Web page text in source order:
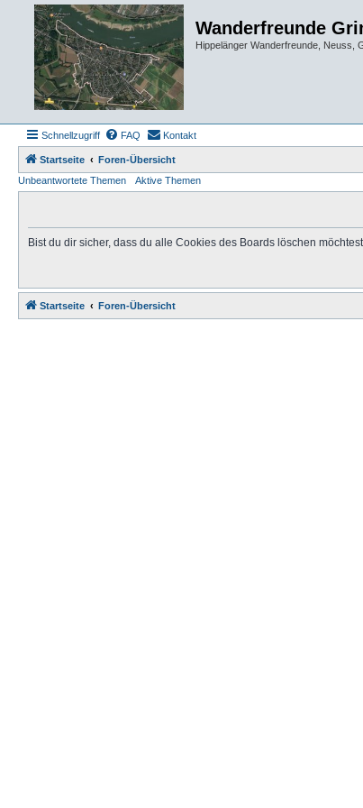
Wanderfreunde
Hippelänger Wanderfreunde, Neuss,
Schnellzugriff FAQ Kontakt
Startseite
Foren-Übersicht
Unbeantwortete Themen
Aktive Themen
Bist du dir sicher, dass du alle Cookies des Boards löschen
Startseite Foren-Übersicht